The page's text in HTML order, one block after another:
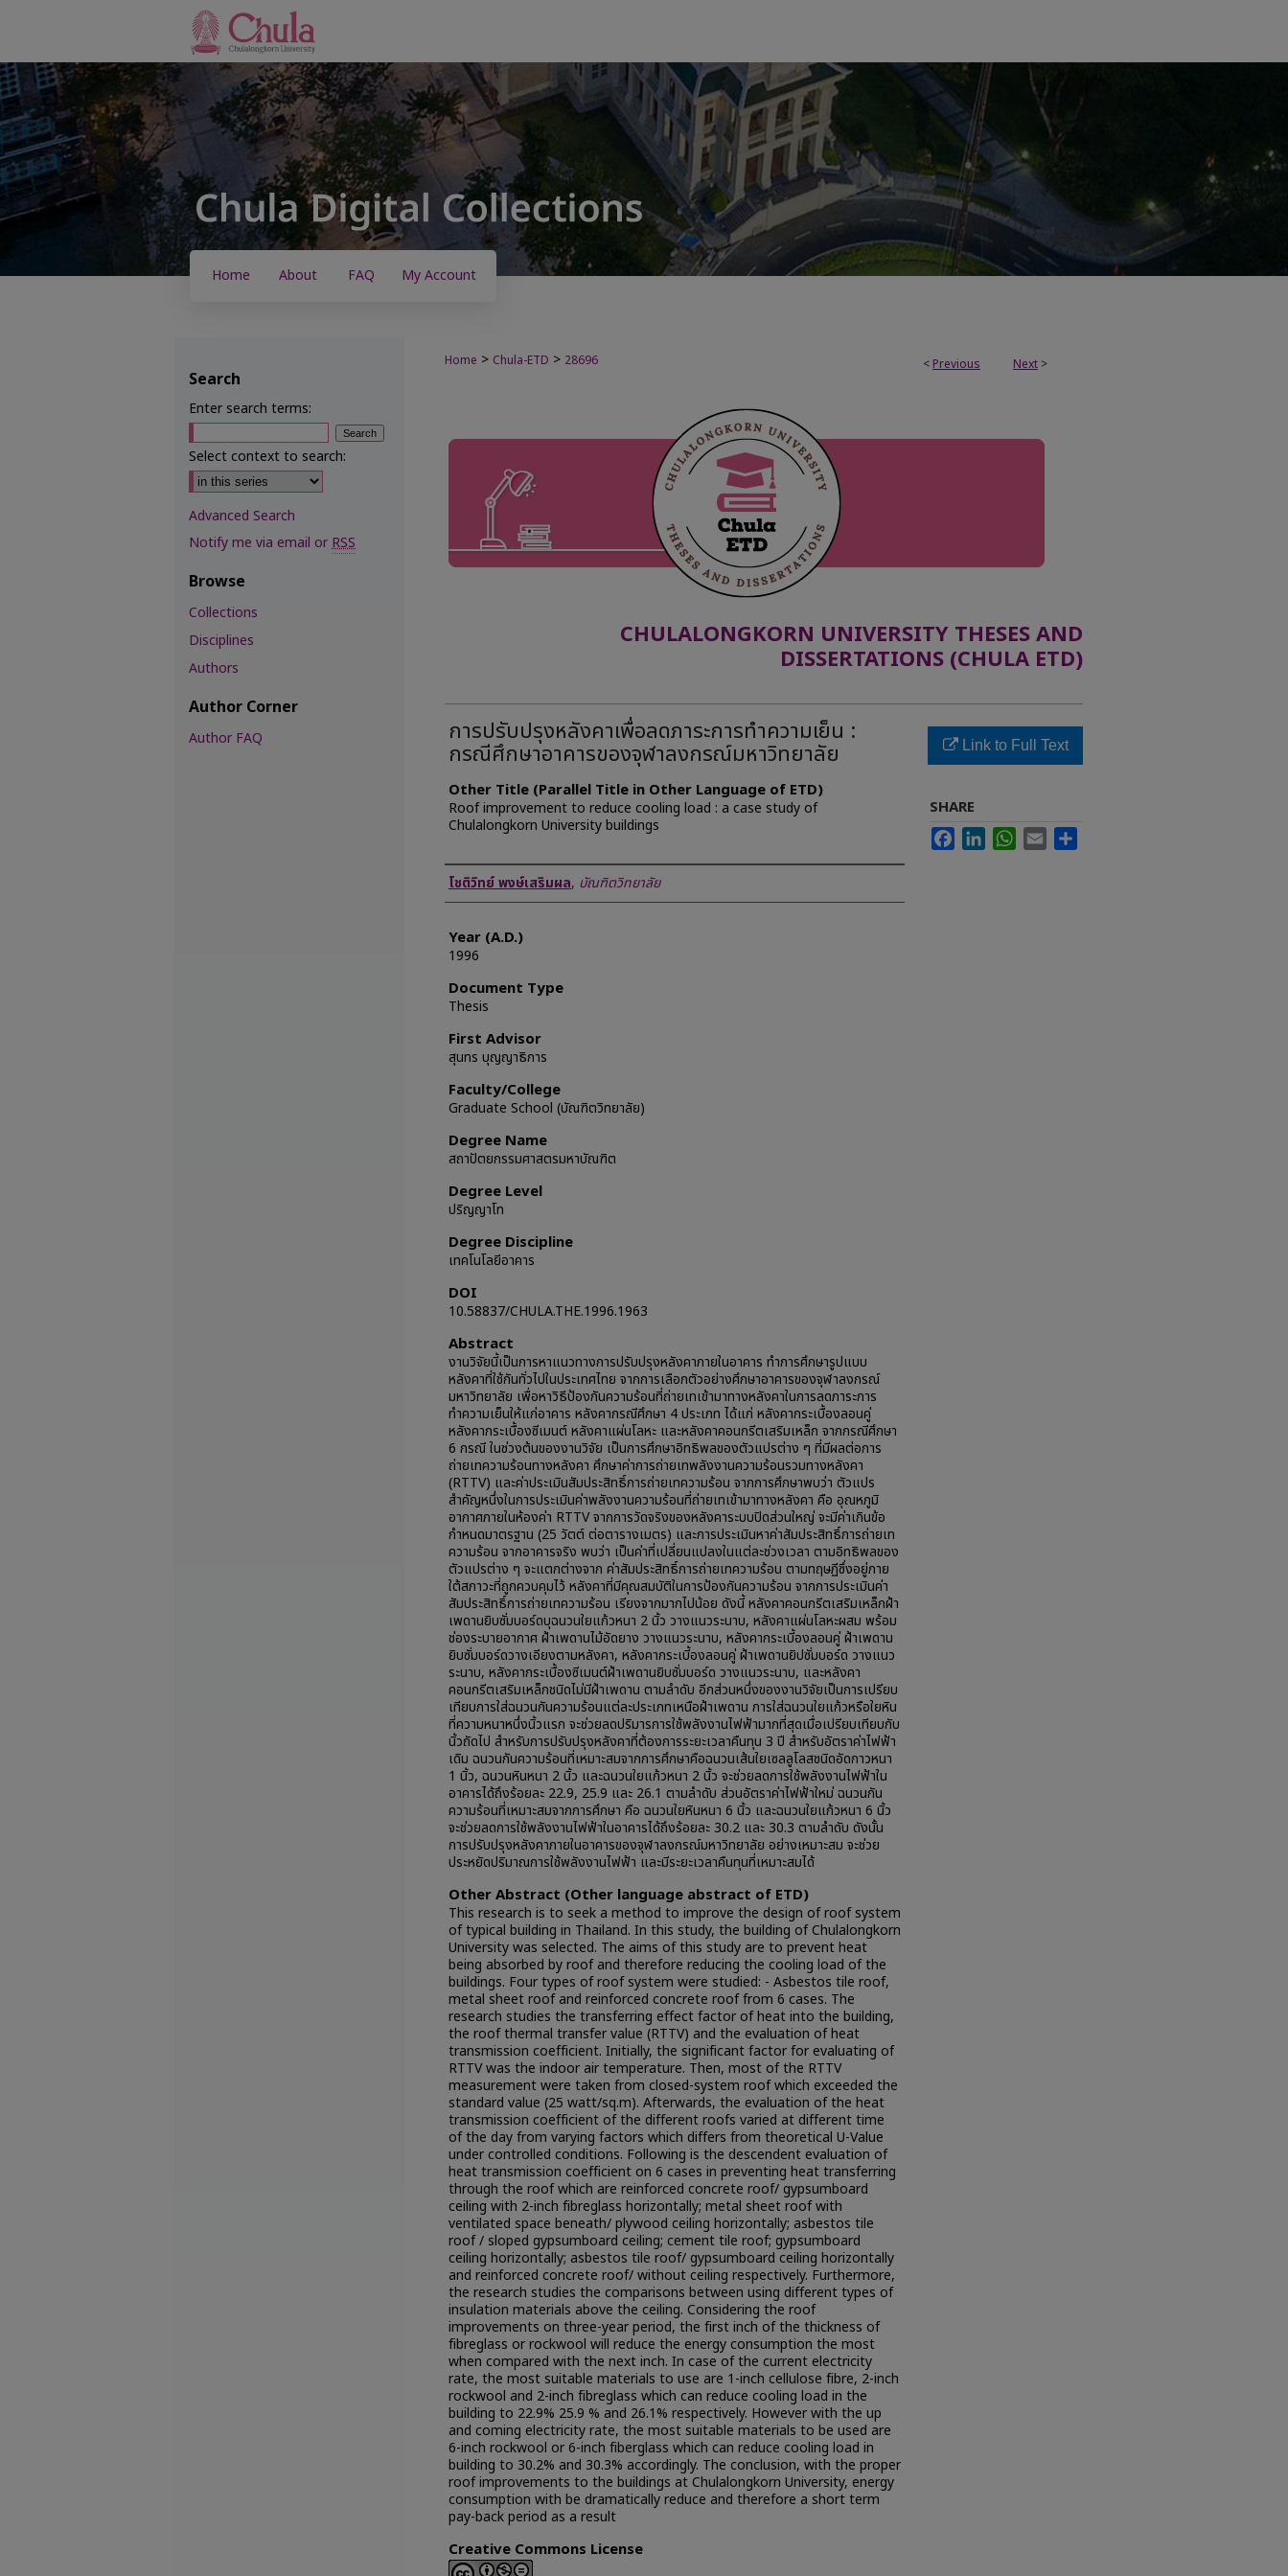
Home About FAQ My Account
< Previous Next >
Home > Chula-ETD > 28696
CHULALONGKORN UNIVERSITY THESES AND
DISSERTATIONS (CHULA ETD)
การปรับปรุงหลังคาเพื่อลดภาระการทำความเย็น :
กรณีศึกษาอาคารของจุฬาลงกรณ์มหาวิทยาลัย
Other Title (Parallel Title in Other Language of ETD)
Roof improvement to reduce cooling load : a case study of
Chulalongkorn University buildings
Author
โชติวิทย์ พงษ์เสริมผล, บัณฑิตวิทยาลัย
Year (A.D.)
1996
Document Type
Thesis
First Advisor
สุนทร บุญญาธิการ
Faculty/College
Graduate School (บัณฑิตวิทยาลัย)
Degree Name
สถาปัตยกรรมศาสตรมหาบัณฑิต
Degree Level
ปริญญาโท
Degree Discipline
เทคโนโลยีอาคาร
DOI
10.58837/CHULA.THE.1996.1963
Abstract
งานวิจัยนี้เป็นการหาแนวทางการปรับปรุงหลังคาภายในอาคาร ทำการศึกษารูปแบบ
หลังคาที่ใช้กันทั่วไปในประเทศไทย จากการเลือกตัวอย่างศึกษาอาคารของจุฬาลงกรณ์
มหาวิทยาลัย เพื่อหาวิธีป้องกันความร้อนที่ถ่ายเทเข้ามาทางหลังคาในการลดภาระการ
ทำความเย็นให้แก่อาคาร หลังคากรณีศึกษา 4 ประเภท ได้แก่ หลังคากระเบื้องลอนคู่
หลังคากระเบื้องซีเมนต์ หลังคาแผ่นโลหะ และหลังคาคอนกรีตเสริมเหล็ก จากกรณีศึกษา
6 กรณี ในช่วงต้นของงานวิจัย เป็นการศึกษาอิทธิพลของตัวแปรต่าง ๆ ที่มีผลต่อการ
ถ่ายเทความร้อนทางหลังคา ศึกษาค่าการถ่ายเทพลังงานความร้อนรวมทางหลังคา
(RTTV) และค่าประเมินสัมประสิทธิ์การถ่ายเทความร้อน จากการศึกษาพบว่า ตัวแปร
สำคัญหนึ่งในการประเมินค่าพลังงานความร้อนที่ถ่ายเทเข้ามาทางหลังคา คือ อุณหภูมิ
อากาศภายในห้องค่า RTTV จากการวัดจริงของหลังคาระบบปิดส่วนใหญ่ จะมีค่าเกินข้อ
กำหนดมาตรฐาน (25 วัตต์ ต่อตารางเมตร) และการประเมินหาค่าสัมประสิทธิ์การถ่ายเท
ความร้อน จากอาคารจริง พบว่า เป็นค่าที่เปลี่ยนแปลงในแต่ละช่วงเวลา ตามอิทธิพลของ
ตัวแปรต่าง ๆ จะแตกต่างจาก ค่าสัมประสิทธิ์การถ่ายเทความร้อน ตามทฤษฏีซึ่งอยู่ภาย
ใต้สภาวะที่ถูกควบคุมไว้ หลังคาที่มีคุณสมบัติในการป้องกันความร้อน จากการประเมินค่า
สัมประสิทธิ์การถ่ายเทความร้อน เรียงจากมากไปน้อย ดังนี้ หลังคาคอนกรีตเสริมเหล็กฝ้า
เพดานยิบซั่มบอร์ดบุฉนวนใยแก้วหนา 2 นิ้ว วางแนวระนาบ, หลังคาแผ่นโลหะผสม พร้อม
ช่องระบายอากาศ ฝ้าเพดานไม้อัดยาง วางแนวระนาบ, หลังคากระเบี้องลอนคู่ ฝ้าเพดาน
ยิบซั่มบอร์ดวางเอียงตามหลังคา, หลังคากระเบี้องลอนคู่ ฝ้าเพดานยิปซั่มบอร์ด วางแนว
ระนาบ, หลังคากระเบื้องซีเมนต์ฝ้าเพดานยิบซั่มบอร์ด วางแนวระนาบ, และหลังคา
คอนกรีตเสริมเหล็กชนิดไม่มีฝ้าเพดาน ตามลำดับ อีกส่วนหนึ่งของงานวิจัยเป็นการเปรียบ
เทียบการใส่ฉนวนกันความร้อนแต่ละประเภทเหนือฝ้าเพดาน การใส่ฉนวนใยแก้วหรือใยหิน
ที่ความหนาหนึ่งนิ้วแรก จะช่วยลดปริมารการใช้พลังงานไฟฟ้ามากที่สุดเมื่อเปรียบเทียบกับ
นิ้วถัดไป สำหรับการปรับปรุงหลังคาที่ต้องการระยะเวลาคืนทุน 3 ปี สำหรับอัตราค่าไฟฟ้า
เดิม ฉนวนกันความร้อนที่เหมาะสมจากการศึกษาคือฉนวนเส้นใยเซลลูโลสชนิดอัดกาวหนา
1 นิ้ว, ฉนวนหินหนา 2 นิ้ว และฉนวนใยแก้วหนา 2 นิ้ว จะช่วยลดการใช้พลังงานไฟฟ้าใน
อาคารได้ถึงร้อยละ 22.9, 25.9 และ 26.1 ตามลำดับ ส่วนอัตราค่าไฟฟ้าใหม่ ฉนวนกัน
ความร้อนที่เหมาะสมจากการศึกษา คือ ฉนวนใยหินหนา 6 นิ้ว และฉนวนใยแก้วหนา 6 นิ้ว
จะช่วยลดการใช้พลังงานไฟฟ้าในอาคารได้ถึงร้อยละ 30.2 และ 30.3 ตามลำดับ ดังนั้น
การปรับปรุงหลังคาภายในอาคารของจุฬาลงกรณ์มหาวิทยาลัย อย่างเหมาะสม จะช่วย
ประหยัดปริมาณการใช้พลังงานไฟฟ้า และมีระยะเวลาคืนทุนที่เหมาะสมได้
Other Abstract (Other language abstract of ETD)
This research is to seek a method to improve the design of roof system
of typical building in Thailand. In this study, the building of Chulalongkorn
University was selected. The aims of this study are to prevent heat
being absorbed by roof and therefore reducing the cooling load of the
buildings. Four types of roof system were studied: - Asbestos tile roof,
metal sheet roof and reinforced concrete roof from 6 cases. The
research studies the transferring effect factor of heat into the building,
the roof thermal transfer value (RTTV) and the evaluation of heat
transmission coefficient. Initially, the significant factor for evaluating of
RTTV was the indoor air temperature. Then, most of the RTTV
measurement were taken from closed-system roof which exceeded the
standard value (25 watt/sq.m). Afterwards, the evaluation of the heat
transmission coefficient of the different roofs varied at different time
of the day from varying factors which differs from theoretical U-Value
under controlled conditions. Following is the descendent evaluation of
heat transmission coefficient on 6 cases in preventing heat transferring
through the roof which are reinforced concrete roof/ gypsumboard
ceiling with 2-inch fibreglass horizontally; metal sheet roof with
ventilated space beneath/ plywood ceiling horizontally; asbestos tile
roof / sloped gypsumboard ceiling; cement tile roof; gypsumboard
ceiling horizontally; asbestos tile roof/ gypsumboard ceiling horizontally
and reinforced concrete roof/ without ceiling respectively. Furthermore,
the research studies the comparisons between using different types of
insulation materials above the ceiling. Considering the roof
improvements on three-year period, the first inch of the thickness of
fibreglass or rockwool will reduce the energy consumption the most
when compared with the next inch. In case of the current electricity
rate, the most suitable materials to use are 1-inch cellulose fibre, 2-inch
rockwool and 2-inch fibreglass which can reduce cooling load in the
building to 22.9% 25.9 % and 26.1% respectively. However with the up
and coming electricity rate, the most suitable materials to be used are
6-inch rockwool or 6-inch fiberglass which can reduce cooling load in
building to 30.2% and 30.3% accordingly. The conclusion, with the proper
roof improvements to the buildings at Chulalongkorn University, energy
consumption with be dramatically reduce and therefore a short term
pay-back period as a result
Creative Commons License
Link to Full Text
SHARE
FacebookLinkedInWhatsApp
Email
Search
Enter search terms:
Select context to search:
Advanced Search
Notify me via email orRSS
Browse
Collections
Disciplines
Authors
Author Corner
Author FAQ